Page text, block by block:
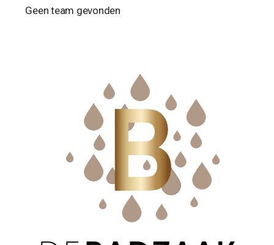
Geen team gevonden